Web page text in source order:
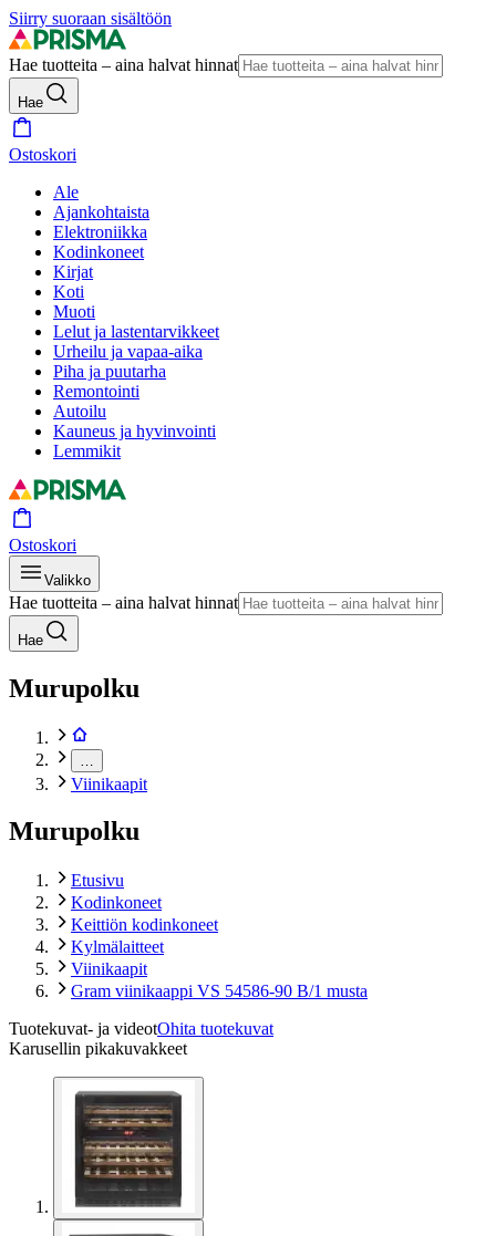
Siirry suoraan sisältöön
Hae tuotteita – aina halvat hinnat
Hae
Ostoskori
Ale
Ajankohtaista
Elektroniikka
Kodinkoneet
Kirjat
Koti
Muoti
Lelut ja lastentarvikkeet
Urheilu ja vapaa-aika
Piha ja puutarha
Remontointi
Autoilu
Kauneus ja hyvinvointi
Lemmikit
Ostoskori
Valikko
Hae tuotteita – aina halvat hinnat
Hae
Murupolku
Viinikaapit
Murupolku
Etusivu
Kodinkoneet
Keittiön kodinkoneet
Kylmälaitteet
Viinikaapit
Gram viinikaappi VS 54586-90 B/1 musta
Tuotekuvat- ja videotOhita tuotekuvat
Karusellin pikakuvakkeet